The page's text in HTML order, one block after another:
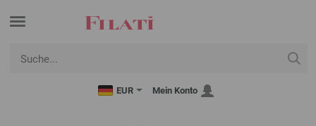
EUR Mein Konto